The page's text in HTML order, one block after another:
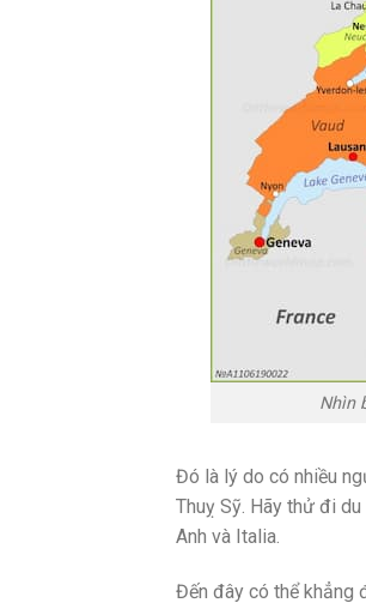
Nhìn
Đó là lý do có nhiều
Thuỵ Sỹ. Hãy thử đi
Anh và Italia.
Đến đây có thể khẳng